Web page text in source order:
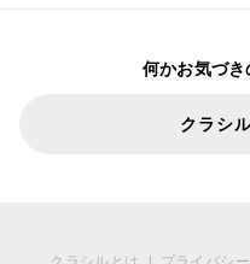
何かお気づき
クラシ